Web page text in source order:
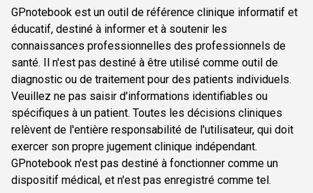
GPnotebook est un outil de référence clinique informatif et
éducatif, destiné à informer et à soutenir les
connaissances professionnelles des professionnels de
santé. Il n'est pas destiné à être utilisé comme outil de
diagnostic ou de traitement pour des patients individuels.
Veuillez ne pas saisir d'informations identifiables ou
spécifiques à un patient. Toutes les décisions cliniques
relèvent de l'entière responsabilité de l'utilisateur, qui doit
exercer son propre jugement clinique indépendant.
GPnotebook n'est pas destiné à fonctionner comme un
dispositif médical, et n'est pas enregistré comme tel.